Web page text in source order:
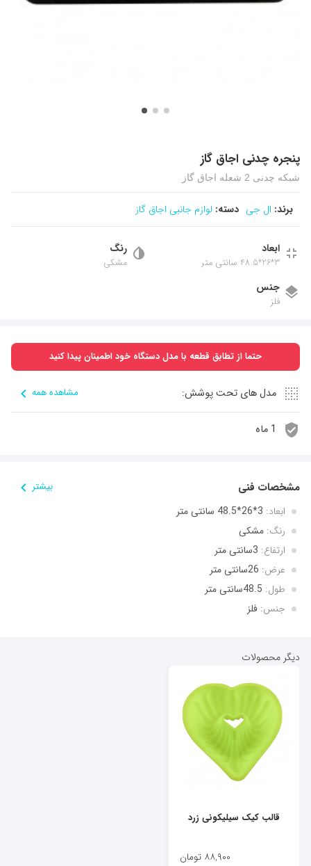
پنجره چدنی اجاق گاز
شبکه چدنی 2 شعله اجاق گاز
برند: ال جی دسته: لوازم جانبی اجاق گاز
ابعاد
3*26*48.5 سانتی متر
رنگ
مشکی
جنس
فلز
حتما از تطابق قطعه با مدل دستگاه خود اطمینان پیدا کنید
مدل های تحت پوشش: مشاهده همه
1 ماه
مشخصات فنی
بیشتر
ابعاد: 3*26*48.5 سانتی متر
رنگ: مشکی
ارتفاع: 3سانتی متر
عرض: 26سانتی متر
طول: 48.5سانتی متر
جنس: فلز
دیگر محصولات
قالب کیک سیلیکونی زرد
۸۸,۹۰۰ تومان